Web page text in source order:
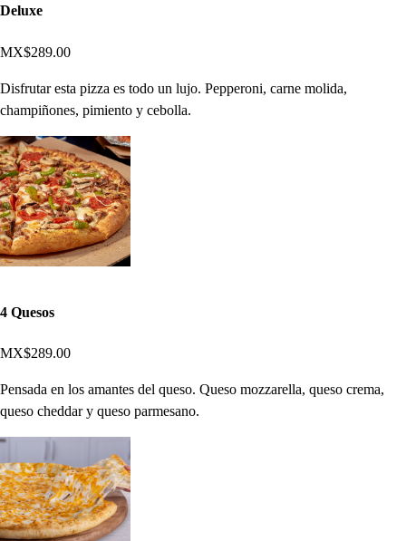
Deluxe
MX$289.00
Disfrutar esta pizza es todo un lujo. Pepperoni, carne molida,
champiñones, pimiento y cebolla.
4 Quesos
MX$289.00
Pensada en los amantes del queso. Queso mozzarella, queso crema,
queso cheddar y queso parmesano.